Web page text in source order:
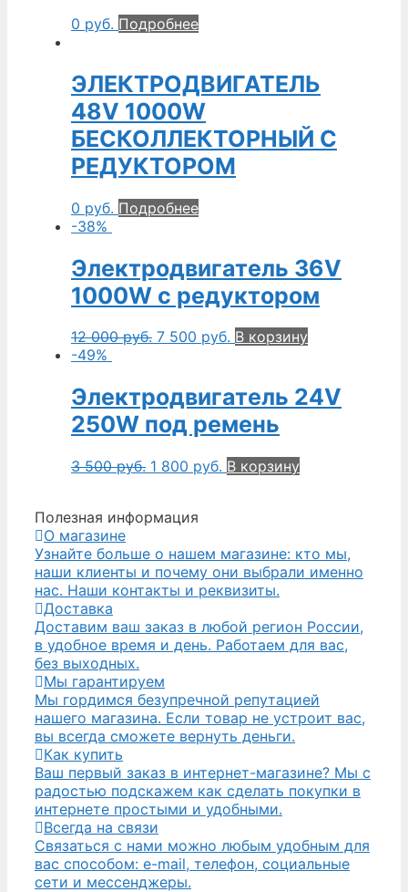
0 руб. Подробнее
ЭЛЕКТРОДВИГАТЕЛЬ
48V 1000W
БЕСКОЛЛЕКТОРНЫЙ С
РЕДУКТОРОМ
0 руб. Подробнее
-38%
Электродвигатель 36V
1000W с редуктором
12 000руб. 7 500 руб. В корзину
-49%
Электродвигатель 24V
250W под ремень
3 500руб. 1 800 руб. В корзину
Полезная информация
О магазине
Узнайте больше о нашем магазине: кто мы,
наши клиенты и почему они выбрали именно
нас. Наши контакты и реквизиты.
Доставка
Доставим ваш заказ в любой регион России,
в удобное время и день. Работаем для вас,
без выходных.
Мы гарантируем
Мы гордимся безупречной репутацией
нашего магазина. Если товар не устроит вас,
вы всегда сможете вернуть деньги.
Как купить
Ваш первый заказ в интернет-магазине? Мы с
радостью подскажем как сделать покупки в
интернете простыми и удобными.
Всегда на связи
Связаться с нами можно любым удобным для
вас способом: e-mail, телефон, социальные
сети и мессенджеры.